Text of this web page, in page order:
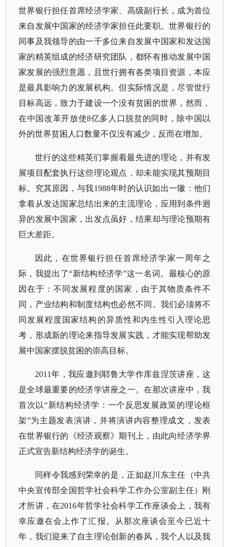
世界银行担任首席经济学家、高级副行长，成为首位
来自发展中国家的经济学家担任此要职。世界银行的
同事及我领导的由一千多位来自发展中国家和发达国
家的精英组成的经济研究团队，都怀有推动发展中国
家发展的强烈意愿，且世行拥有各类项目资源，本应
是最具影响力的发展机构。但实际情况是，尽管世行
目标高远，致力于建设一个没有贫困的世界，然而，
在中国改革开放使8亿多人口脱贫的同时，除中国以
外的世界贫困人口数量不仅没有减少，反而在增加。
世行的这些精英们掌握着最先进的理论，并有发
展项目配套执行这些理论观点，却未能实现其预期目
标。究其原因，与我1988年时的认识如出一辙：他们
拿着从发达国家总结出来的主流理论，应用到条件迥
异的发展中国家，出发点虽好，结果却与理论预期有
巨大差距。
因此，在世界银行担任首席经济学家一周年之
际，我提出了“新结构经济学”这一名词。最核心的原
因在于：不同发展程度的国家，由于其物质条件不
同，产业结构和制度结构也必然不同。我们必须将不
同发展程度国家结构的异质性和内生性引入理论思
考，形成新的理论来指导发展实践，才能实现帮助发
展中国家摆脱贫困的崇高目标。
2011年，我应邀到耶鲁大学作库兹涅茨讲座，这
是全球最重要的经济学讲座之一。在那次讲座中，我
首次以“新结构经济学：一个反思发展政策的理论框
架”为主题发表演讲，并将演讲内容整理成文，发表
在世界银行的《经济观察》期刊上，由此向经济学界
正式宣告新结构经济学的诞生。
同样令我感到荣幸的是，正如赵川东主任（中共
中央宣传部全国哲学社会科学工作办公室副主任）刚
才所讲，在2016年哲学社会科学工作座谈会上，我有
幸应邀在会上作了汇报。从那次座谈会至今已近十
年，我们迎来了自主理论创新的春风，我个人以及我